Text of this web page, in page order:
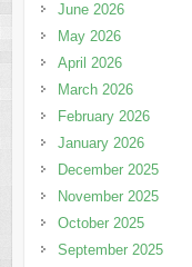
June 2026
May 2026
April 2026
March 2026
February 2026
January 2026
December 2025
November 2025
October 2025
September 2025